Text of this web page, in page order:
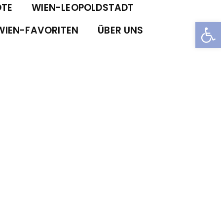
WIEN-LEOPOLDSTADT
FAVORITEN
ÜBER UNS